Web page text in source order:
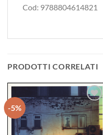
Cod: 9788804614821
PRODOTTI CORRELATI
-5%
Aggiungi
alla lista